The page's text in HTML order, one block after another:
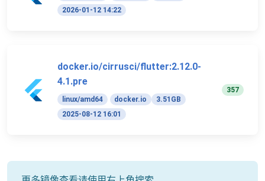
2026-01-12 14:22
docker.io/cirrusci/flutter:2.12.0-
4.1.pre
linux/amd64 docker.io
3.51GB
2025-08-12 16:01
357